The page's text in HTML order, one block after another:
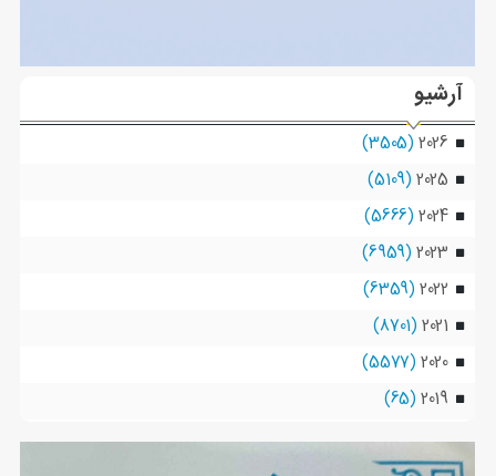
آرشیو
2026
(3505)
2025
(5109)
2024
(5666)
2023
(6959)
2022
(6359)
2021
(8701)
2020
(5577)
2019
(65)